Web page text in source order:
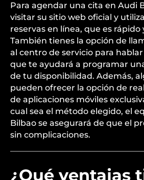
Para agendar una cita en Audi
visitar su sitio web oficial y
reservas en línea, que es
También tienes la opción de
al centro de servicio para
que te ayudará a programar
de tu disponibilidad. Además,
pueden ofrecer la opción de
de aplicaciones móviles
cual sea el método elegido, el
Bilbao se asegurará de que el
sin complicaciones.
¿Qué ventajas